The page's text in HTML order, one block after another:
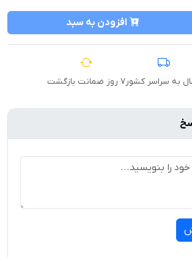
افزودن به سبد
به سراسر کشور۷ روز ضمانت بازگشت